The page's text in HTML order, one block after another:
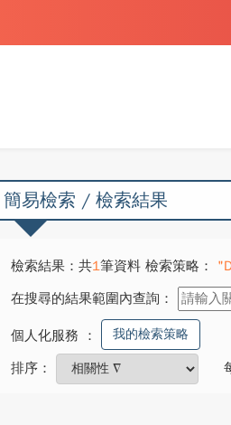
簡易檢索 / 檢索結果
檢索結果：共1筆資料 檢索策略：
在搜尋的結果範圍內查詢：
個人化服務 ： 我的檢索策略
排序：